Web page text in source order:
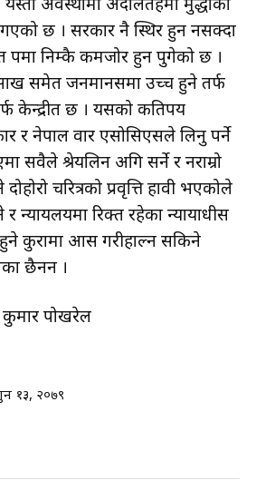
छ । सरकार नै स्थिर हुन नसक्दा
रुपमा निम्कै कमजोर हुन पुगेको छ ।
समेत जनमानसमा उच्च हुने तर्फ
केन्द्रीत छ । यसको कतिपय
र नेपाल वार एसोसिएसले लिनु पर्ने
सवैले श्रेयलिन अगि सर्ने र नराम्रो
चरित्रको प्रवृत्ति हावी भएकोले
न्यायलयमा रिक्त रहेका न्यायाधीस
हुने कुरामा आस गरीहाल्न सकिने
छैनन ।
पोखरेल
१३, २०७९